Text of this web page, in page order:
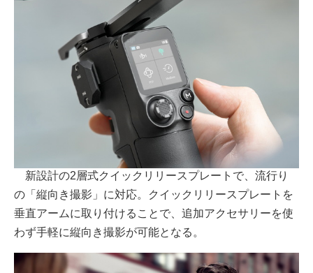
新設計の2層式クイックリリースプレートで、流行り
の「縦向き撮影」に対応。クイックリリースプレートを
垂直アームに取り付けることで、追加アクセサリーを使
わず手軽に縦向き撮影が可能となる。